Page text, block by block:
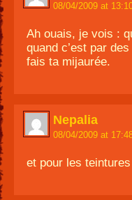
08/04/2009 at
Ah ouais, je vois :
quand c’est par
fais ta mijaurée.
Nepalia
08/04/2009 at
et pour les